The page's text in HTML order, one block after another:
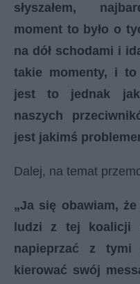
słyszałem,
moment to było o
na dół schodami i
takie momenty, i to
jest to jednak
naszych
jest jakimś
Dalej, na temat
„Ja się obawiam,
ludzi z tej koalicji
napieprzać z tymi
kierować swój